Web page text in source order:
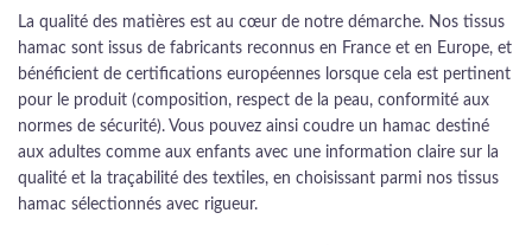
La qualité des matières est au cœur de notre démarche. Nos tissus
hamac sont issus de fabricants reconnus en France et en Europe, et
bénéficient de certifications européennes lorsque cela est pertinent
pour le produit (composition, respect de la peau, conformité aux
normes de sécurité). Vous pouvez ainsi coudre un hamac destiné
aux adultes comme aux enfants avec une information claire sur la
qualité et la traçabilité des textiles, en choisissant parmi nos tissus
hamac sélectionnés avec rigueur.